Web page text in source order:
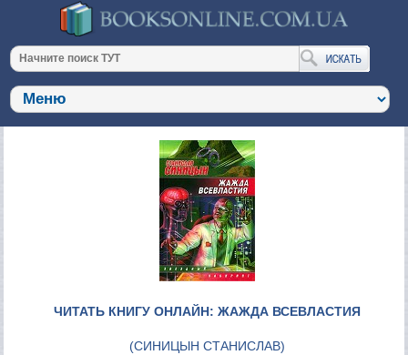
ЧИТАТЬ КНИГУ ОНЛАЙН: ЖАЖДА ВСЕВЛАСТИЯ
(СИНИЦЫН СТАНИСЛАВ)